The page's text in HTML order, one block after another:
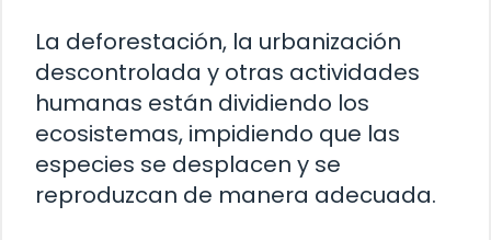
La deforestación, la urbanización
descontrolada y otras actividades
humanas están dividiendo los
ecosistemas, impidiendo que las
especies se desplacen y se
reproduzcan de manera adecuada.